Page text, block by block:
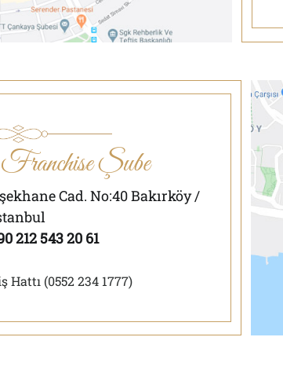
Şube
Cad. No:40 Bakırköy /
212 543 20 61
Hattı (0552 234 1777)